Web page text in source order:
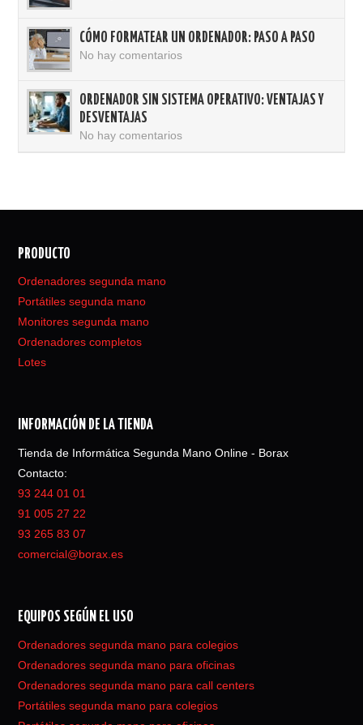
CÓMO FORMATEAR UN ORDENADOR: PASO A PASO
No hay comentarios
ORDENADOR SIN SISTEMA OPERATIVO: VENTAJAS Y
DESVENTAJAS
No hay comentarios
PRODUCTO
Ordenadores segunda mano
Portátiles segunda mano
Monitores segunda mano
Ordenadores completos
Lotes
INFORMACIÓN DE LA TIENDA
Tienda de Informática Segunda Mano Online - Borax
Contacto:
93 244 01 01
91 005 27 22
93 265 83 07
comercial@borax.es
EQUIPOS SEGÚN EL USO
Ordenadores segunda mano para colegios
Ordenadores segunda mano para oficinas
Ordenadores segunda mano para call centers
Portátiles segunda mano para colegios